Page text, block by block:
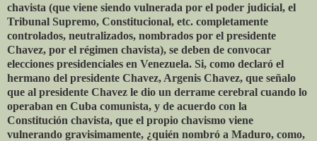
chavista (que viene siendo vulnerada por el poder judicial, el
Tribunal Supremo, Constitucional, etc. completamente
controlados, neutralizados, nombrados por el presidente
Chavez, por el régimen chavista), se deben de convocar
elecciones presidenciales en Venezuela. Si, como declaró el
hermano del presidente Chavez, Argenis Chavez, que señalo
que al presidente Chavez le dio un derrame cerebral cuando lo
operaban en Cuba comunista, y de acuerdo con la
Constitución chavista, que el propio chavismo viene
vulnerando gravisimamente, ¿quién nombró a Maduro, como,